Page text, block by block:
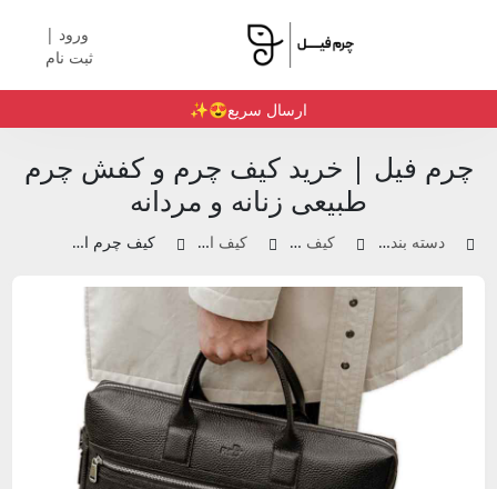
ورود |
ثبت نام
ارسال سریع😍✨️
چرم فیل | خرید کیف چرم و کفش چرم
طبیعی زنانه و مردانه
دسته بندی محصولات کیف چرم زنانه کیف اداری زنانه کیف چرم اداری | کد110